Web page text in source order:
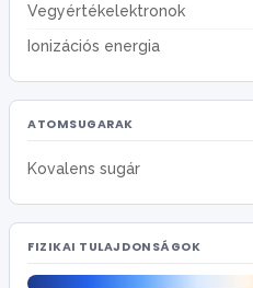
Vegyértékelektronok
Ionizációs energia
ATOMSUGARAK
Kovalens sugár
FIZIKAI TULAJDONSÁGOK